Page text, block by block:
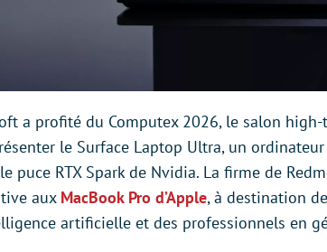
a profité du Computex 2026, le salon
le Surface Laptop Ultra, un
puce RTX Spark de Nvidia. La firme de
aux MacBook Pro d’Apple, à destination
artificielle et des professionnels en